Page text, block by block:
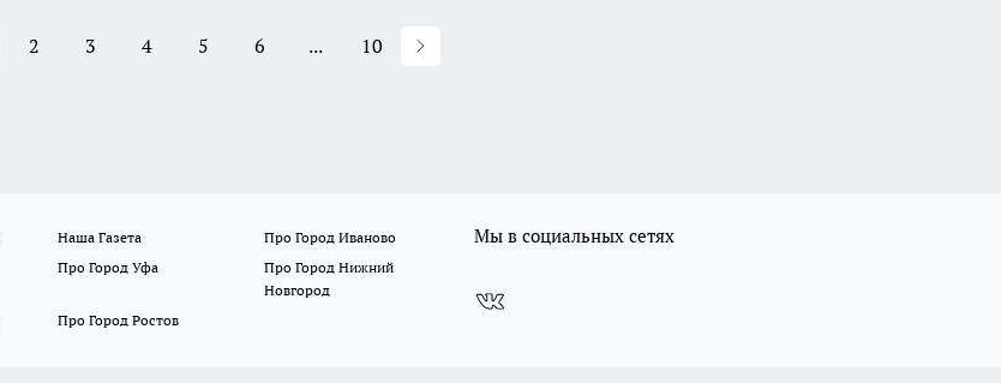
2 3 4 5 6 ... 10
Наша Газета
Про Город Иваново
Про Город Уфа
Про Город Нижний
Новгород
Про Город Ростов
Мы в социальных сетях